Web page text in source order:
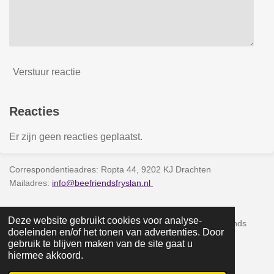
Deze website gebruikt cookies voor analyse-
doeleinden en/of het tonen van advertenties. Door
gebruik te blijven maken van de site gaat u
hiermee akkoord.
Verstuur reactie
Reacties
Er zijn geen reacties geplaatst.
Correspondentieadres: Ropta 44, 9202 KJ Drachten
Mailadres: info@beefriendsfryslan.nl
Kamer van Koophandel 90866401
Rekeningnummer NL93 INGB 0103599681 t.n.v. Bee Friends
Fryslân